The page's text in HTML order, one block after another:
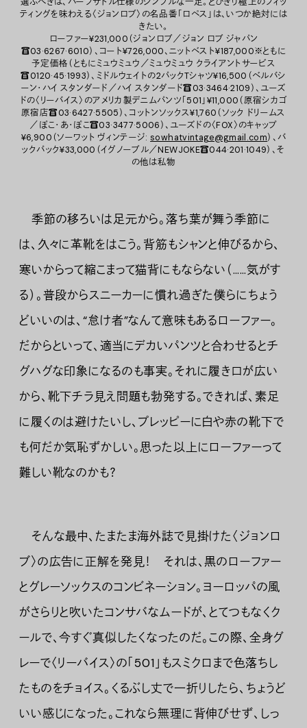
ティングを味わえる〈ジョンロブ〉の名品番「ロペス」は、いつか絶対には
きたい。
ローファー¥231,000（ジョンロブ／ジョン ロブ ジャパン
☎03·6267·6010）、コート¥726,000、ニットベスト¥187,000※ともに
予定価格（ともにミュウミュウ／ミュウミュウ クライアントサービス
☎0120·45·1993）、ミドルウェイトの2パックTシャツ¥16,500（ベルバシ
ーン・ハイ スタンダード／ハイ スタンダード☎03·3464·2109）、ユーズ
ドの〈リーバイス〉のアメリカ製デニムパンツ「501」¥11,000（原宿シカゴ
原宿店☎03·6427·5505）、コットンソックス¥1,760（ソック ドリームス
／ぽこ・あ・ぽこ☎03·3477·5006）、ユーズドの〈FOX〉のキャップ
¥6,900（ソーワット ヴィンテージ:sowhatvintage@gmail.com）、バ
ックパック¥33,000（イグノーブル／NEWJOKE☎044·201·1049）、そ
の他は私物
季節の移ろいは足元から。落ち葉が舞う季節に
は、久々に革靴をはこう。背筋もシャンと伸びるから、
寒いからって縮こまって猫背にもならない（……気がす
る）。普段からスニーカーに慣れ過ぎた僕らにちょう
どいいのは、“怠け者”なんて意味もあるローファー。
だからといって、適当にデカいパンツと合わせるとチ
グハグな印象になるのも事実。それに履き口が広い
から、靴下チラ見え問題も勃発する。できれば、素足
に履くのは避けたいし、プレッピーに白や赤の靴下で
も何だか気恥ずかしい。思った以上にローファーって
難しい靴なのかも？
そんな最中、たまたま海外誌で見掛けた〈ジョンロ
ブ〉の広告に正解を発見！ それは、黒のローファー
とグレーソックスのコンビネーション。ヨーロッパの風
がさらりと吹いたコンサバなムードが、とてつもなくク
ールで、今すぐ真似したくなったのだ。この際、全身グ
レーで〈リーバイス〉の「501」もスミクロまで色落ちし
たものをチョイス。くるぶし丈で一折りしたら、ちょうど
いい感じになった。これなら無理に背伸びせず、しっ